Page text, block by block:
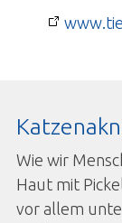
Anmeldung
Wie wir
Haut mit
vor allem